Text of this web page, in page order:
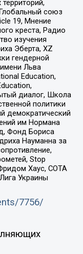
союз
19, Мнение
креста, Радио
изучения
Эберта, XZ
гендерной
Льва
Education,
диалог, Школа
политики
демократический
им Нормана
Фонд Бориса
Науманна за
Stop
Хаус, СОТА
Украины
7756/